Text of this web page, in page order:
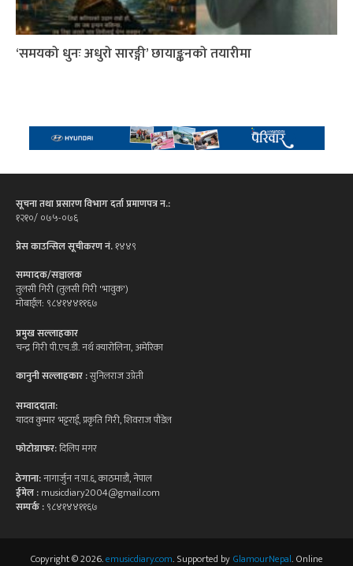
‘समयको धुनः अधुरो सारङ्गी’ छायाङ्कनको तयारीमा
सूचना तथा प्रसारण विभाग दर्ता प्रमाणपत्र न.:
१२१०/ ०७५-०७६
प्रेस काउन्सिल सूचीकरण नं.१४४९
सम्पादक/सञ्चालक
तुलसी गिरी (तुलसी गिरी 'भावुक')
मोबाईल: ९८४१४४११६७
प्रमुख सल्लाहकार
चन्द्र गिरी पी.एच.डी. नर्थ क्यारोलिना, अमेरिका
कानुनी सल्लाहकार :सुनिलराज उप्रेती
सम्वाददाता:
यादव कुमार भट्टराई, प्रकृति गिरी, शिवराज पौडेल
फोटोग्राफर:दिलिप मगर
ठेगाना:नागार्जुन न.पा.६, काठमाडौं, नेपाल
ईमेल :musicdiary2004@gmail.com
सम्पर्क :९८४१४४११६७
Copyright © 2026.emusicdiary.com. Supported byGlamourNepal. Online